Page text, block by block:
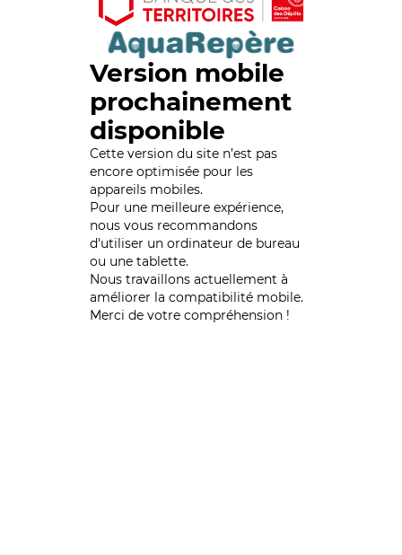
Version mobile
prochainement
disponible
Cette version du site n’est pas
encore optimisée pour les
appareils mobiles.
Pour une meilleure expérience,
nous vous recommandons
d'utiliser un ordinateur de bureau
ou une tablette.
Nous travaillons actuellement à
améliorer la compatibilité mobile.
Merci de votre compréhension !